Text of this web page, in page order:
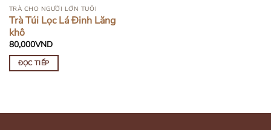
TRÀ CHO NGƯỜI LỚN TUỔI
Trà Túi Lọc Lá Đinh Lăng
khô
80,000VND
ĐỌC TIẾP